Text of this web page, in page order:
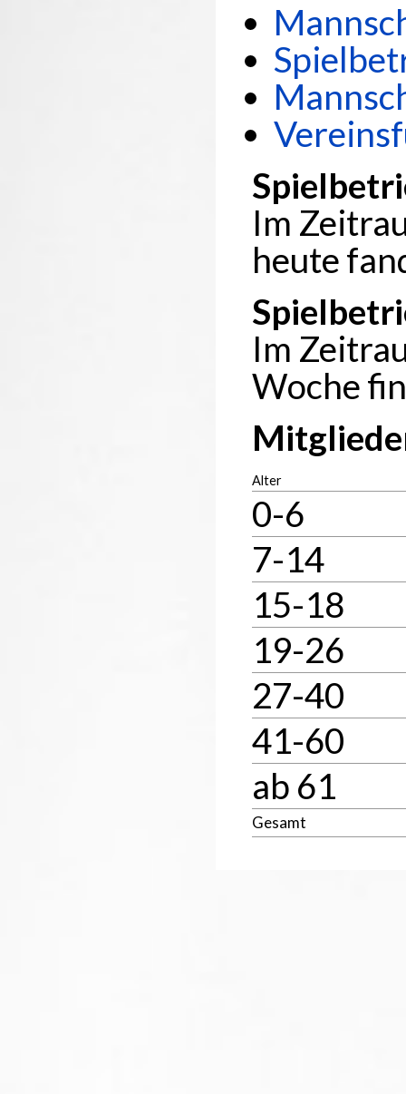
Im
heute
Im
Woche
Alter
0-6
7-14
15-18
19-26
27-40
41-60
ab 61
Gesamt